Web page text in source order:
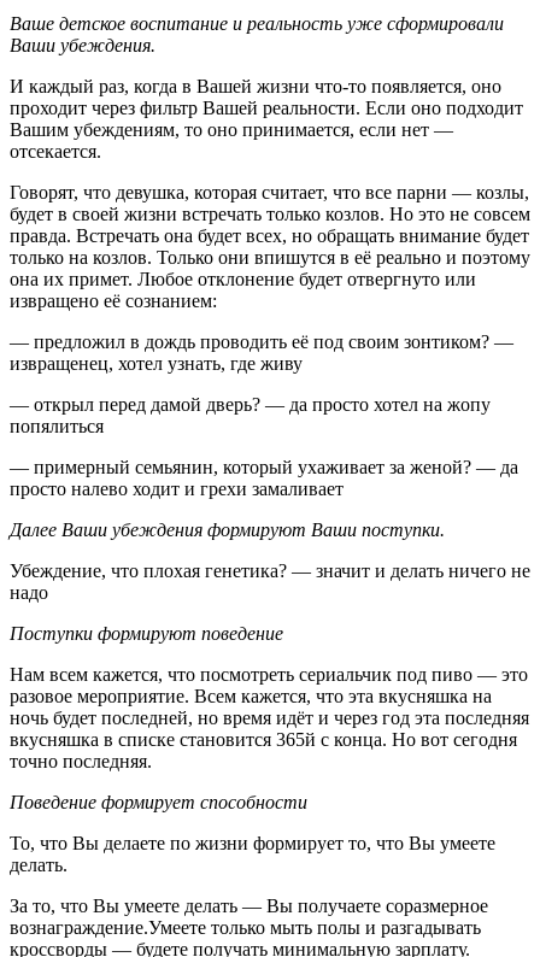
Ваше детское воспитание и реальность уже сформировали
Ваши убеждения.
И каждый раз, когда в Вашей жизни что-то появляется, оно
проходит через фильтр Вашей реальности. Если оно подходит
Вашим убеждениям, то оно принимается, если нет —
отсекается.
Говорят, что девушка, которая считает, что все парни — козлы,
будет в своей жизни встречать только козлов. Но это не совсем
правда. Встречать она будет всех, но обращать внимание будет
только на козлов. Только они впишутся в её реально и поэтому
она их примет. Любое отклонение будет отвергнуто или
извращено её сознанием:
— предложил в дождь проводить её под своим зонтиком? —
извращенец, хотел узнать, где живу
— открыл перед дамой дверь? — да просто хотел на жопу
попялиться
— примерный семьянин, который ухаживает за женой? — да
просто налево ходит и грехи замаливает
Далее Ваши убеждения формируют Ваши поступки.
Убеждение, что плохая генетика? — значит и делать ничего не
надо
Поступки формируют поведение
Нам всем кажется, что посмотреть сериальчик под пиво — это
разовое мероприятие. Всем кажется, что эта вкусняшка на
ночь будет последней, но время идёт и через год эта последняя
вкусняшка в списке становится 365й с конца. Но вот сегодня
точно последняя.
Поведение формирует способности
То, что Вы делаете по жизни формирует то, что Вы умеете
делать.
За то, что Вы умеете делать — Вы получаете соразмерное
вознаграждение.Умеете только мыть полы и разгадывать
кроссворды — будете получать минимальную зарплату.